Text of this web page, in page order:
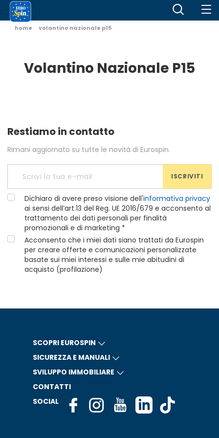
home volantino nazionale p15
Volantino Nazionale P15
Restiamo in contatto
Rimani aggiornato su tutte le novità di Eurospin.
ISCRIVITI
Dichiaro di avere preso visione dell'informativa privacy
ai sensi dell’art.13 del Reg. UE 2016/679 e acconsento al
trattamento dei dati personali per finalità
promozionali e di marketing *
Acconsento che i miei dati siano trattati da Eurospin
per creare offerte e comunicazioni personalizzate
basate sui miei interessi e sulle mie abitudini di
acquisto (profilazione)
SCOPRI EUROSPIN
SICUREZZA E MANUALI
SVILUPPO IMMOBILIARE
CONTATTI
SOCIAL